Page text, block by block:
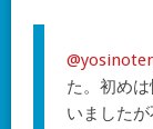
た。初め
いました